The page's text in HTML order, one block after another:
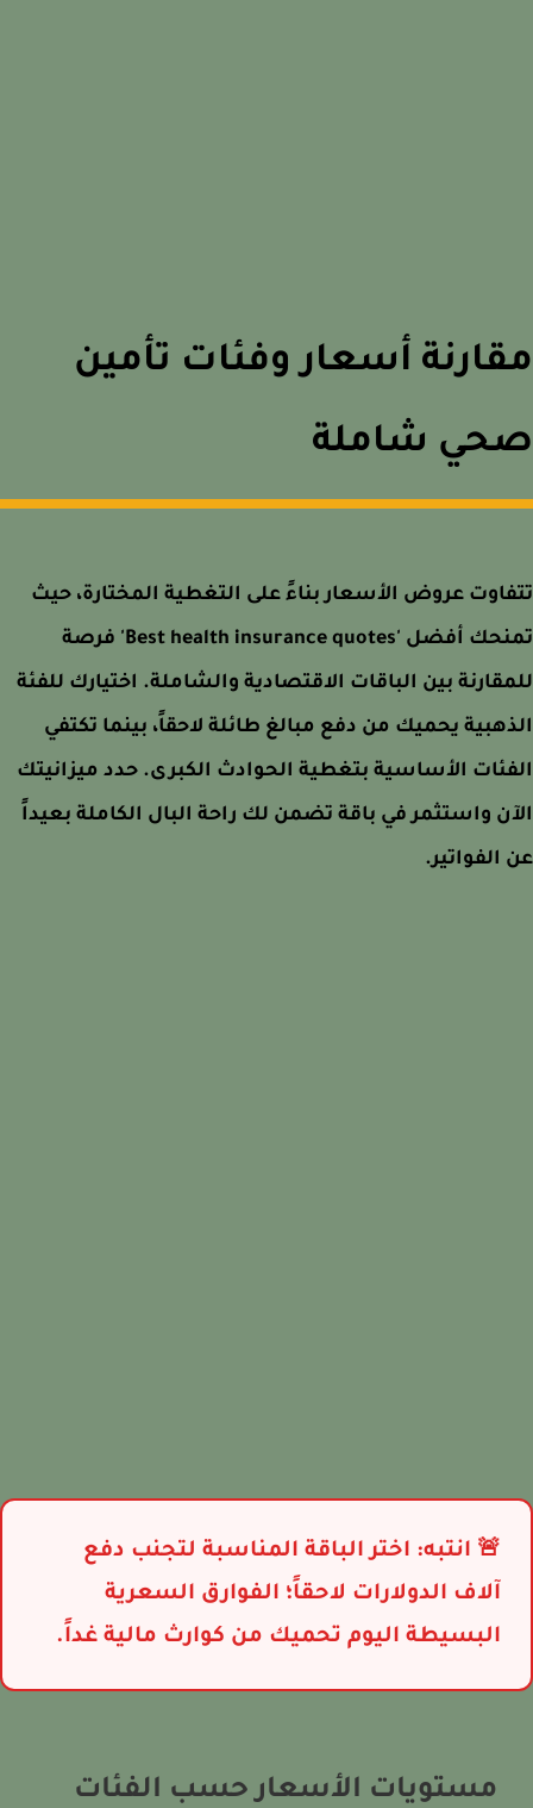
أسعار وفئات تأمين
شاملة
عروض الأسعار بناءً على التغطية المختارة، حيث
تمنحك أفضل 'Best health insurance quotes' فرصة
بين الباقات الاقتصادية والشاملة. اختيارك للفئة
يحميك من دفع مبالغ طائلة لاحقاً، بينما تكتفي
الأساسية بتغطية الحوادث الكبرى. حدد ميزانيتك
واستثمر في باقة تضمن لك راحة البال الكاملة بعيداً
🚨 انتبه: اختر الباقة المناسبة لتجنب دفع
آلاف الدولارات لاحقاً؛ الفوارق السعرية
البسيطة اليوم تحميك من كوارث مالية غداً.
مستويات الأسعار حسب الفئات